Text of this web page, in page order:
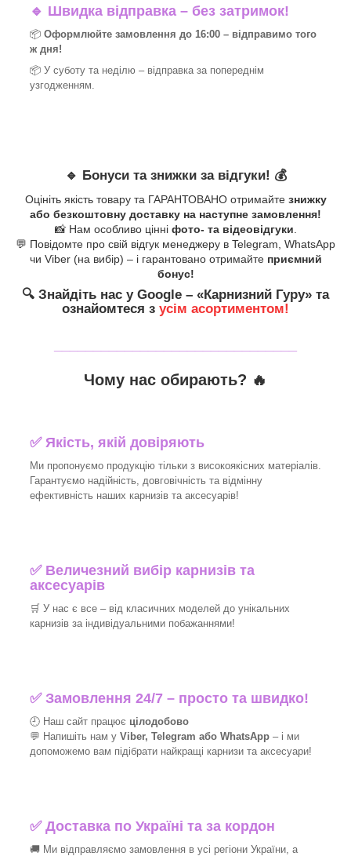
🔹 Швидка відправка – без затримок!
📦 Оформлюйте замовлення до 16:00 – відправимо того
ж дня!
📦 У суботу та неділю – відправка за попереднім
узгодженням.
🔹 Бонуси та знижки за відгуки! 💰
Оцініть якість товару та ГАРАНТОВАНО отримайте знижку
або безкоштовну доставку на наступне замовлення!
📸 Нам особливо цінні фото- та відеовідгуки.
💬 Повідомте про свій відгук менеджеру в Telegram, WhatsApp
чи Viber (на вибір) – і гарантовано отримайте приємний
бонус!
🔍 Знайдіть нас у Google – «Карнизний Гуру» та
ознайомтеся з усім асортиментом!
Чому нас обирають? 🔥
✅Якість, якій довіряють
Ми пропонуємо продукцію тільки з високоякісних матеріалів.
Гарантуємо надійність, довговічність та відмінну
ефективність наших карнизів та аксесуарів!​
✅ Величезний вибір карнизів та
аксесуарів
🛒 У нас є все – від класичних моделей до унікальних
карнизів за індивідуальними побажаннями!​
✅Замовлення 24/7 – просто та швидко!
🕘 Наш сайт працює цілодобово
💬 Напишіть нам у Viber, Telegram або WhatsApp – і ми
допоможемо вам підібрати найкращі карнизи та аксесуари!
✅Доставка по Україні та за кордон
🚚 Ми відправляємо замовлення в усі регіони України, а